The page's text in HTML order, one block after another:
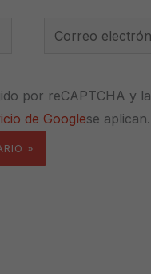
Correo
por reCAPTCHA y la
de Googlese aplican.